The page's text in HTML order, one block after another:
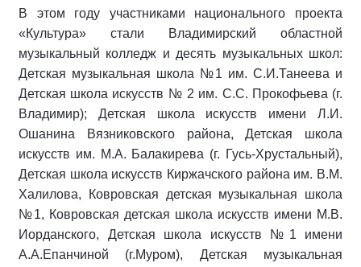
В этом году участниками национального проекта
«Культура» стали Владимирский областной
музыкальный колледж и десять музыкальных школ:
Детская музыкальная школа №1 им. С.И.Танеева и
Детская школа искусств № 2 им. С.С. Прокофьева (г.
Владимир); Детская школа искусств имени Л.И.
Ошанина Вязниковского района, Детская школа
искусств им. М.А. Балакирева (г. Гусь-Хрустальный),
Детская школа искусств Киржачского района им. В.М.
Халилова, Ковровская детская музыкальная школа
№1, Ковровская детская школа искусств имени М.В.
Иорданского, Детская школа искусств №1 имени
А.А.Епанчиной (г.Муром), Детская музыкальная